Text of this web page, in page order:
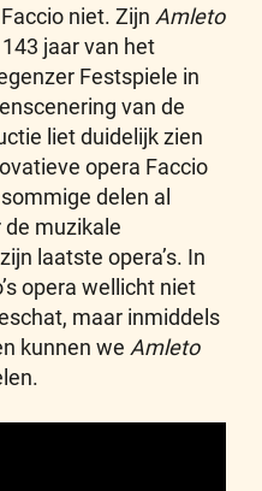
niet. Zijn Amleto
jaar van het
Festspiele in
van de
liet duidelijk zien
opera Faccio
delen al
muzikale
laatste opera’s. In
opera wellicht niet
maar inmiddels
kunnen we Amleto